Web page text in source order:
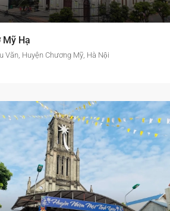
Mỹ Hạ
Văn, Huyện Chương Mỹ, Hà Nội